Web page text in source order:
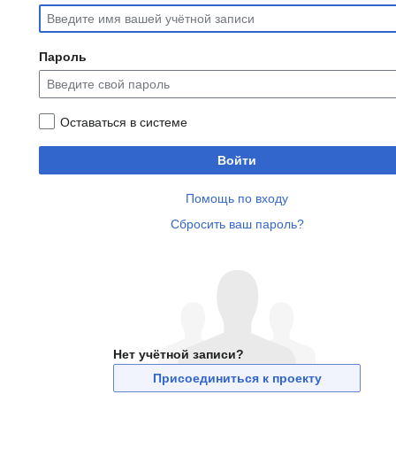
Пароль
Оставаться в системе
Войти
Помощь по входу
Сбросить ваш пароль?
Нет учётной записи?
Присоединиться к проекту